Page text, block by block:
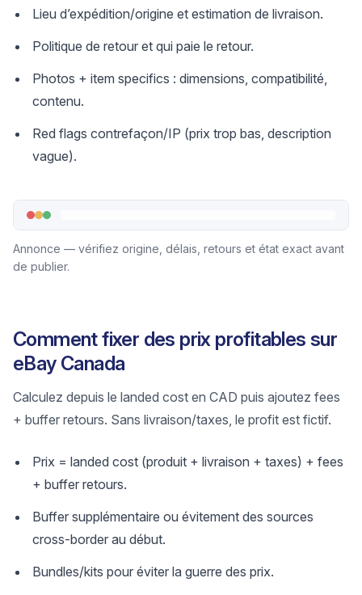
Lieu d’expédition/origine et estimation de livraison.
Politique de retour et qui paie le retour.
Photos + item specifics : dimensions, compatibilité,
contenu.
Red flags contrefaçon/IP (prix trop bas, description
vague).
Annonce — vérifiez origine, délais, retours et état exact avant
de publier.
Comment fixer des prix profitables sur
eBay Canada
Calculez depuis le landed cost en CAD puis ajoutez fees
+ buffer retours. Sans livraison/taxes, le profit est fictif.
Prix = landed cost (produit + livraison + taxes) + fees
+ buffer retours.
Buffer supplémentaire ou évitement des sources
cross-border au début.
Bundles/kits pour éviter la guerre des prix.